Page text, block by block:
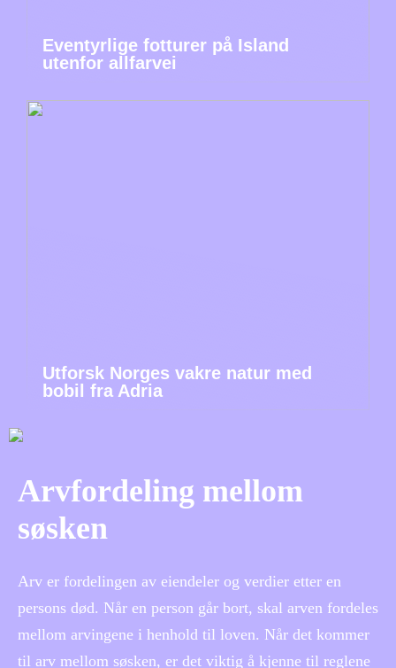
Eventyrlige fotturer på Island
utenfor allfarvei
Utforsk Norges vakre natur med
bobil fra Adria
Arvfordeling mellom
søsken
Arv er fordelingen av eiendeler og verdier etter en
persons død. Når en person går bort, skal arven fordeles
mellom arvingene i henhold til loven. Når det kommer
til arv mellom søsken, er det viktig å kjenne til reglene